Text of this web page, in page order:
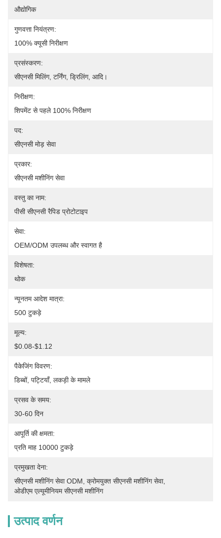
औद्योगिक
गुणवत्ता नियंत्रण:
100% क्यूसी निरीक्षण
प्रसंस्करण:
सीएनसी मिलिंग, टर्निंग, ड्रिलिंग, आदि।
निरीक्षण:
शिपमेंट से पहले 100% निरीक्षण
पद:
सीएनसी मोड़ सेवा
प्रकार:
सीएनसी मशीनिंग सेवा
वस्तु का नाम:
पीसी सीएनसी रैपिड प्रोटोटाइप
सेवा:
OEM/ODM उपलब्ध और स्वागत है
विशेषता:
थोक
न्यूनतम आदेश मात्रा:
500 टुकड़े
मूल्य:
$0.08-$1.12
पैकेजिंग विवरण:
डिब्बों, पट्टियाँ, लकड़ी के मामले
प्रसव के समय:
30-60 दिन
आपूर्ति की क्षमता:
प्रति माह 10000 टुकड़े
प्रमुखता देना:
सीएनसी मशीनिंग सेवा ODM क्रोमयुक्त सीएनसी मशीनिंग सेवा,
ओडीएम एल्यूमीनियम सीएनसी मशीनिंग
उत्पाद वर्णन